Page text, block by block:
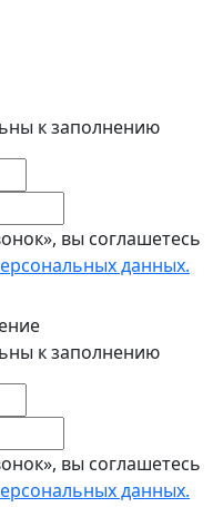
к заполнению
вы соглашетесь
данных.
к заполнению
вы соглашетесь
данных.